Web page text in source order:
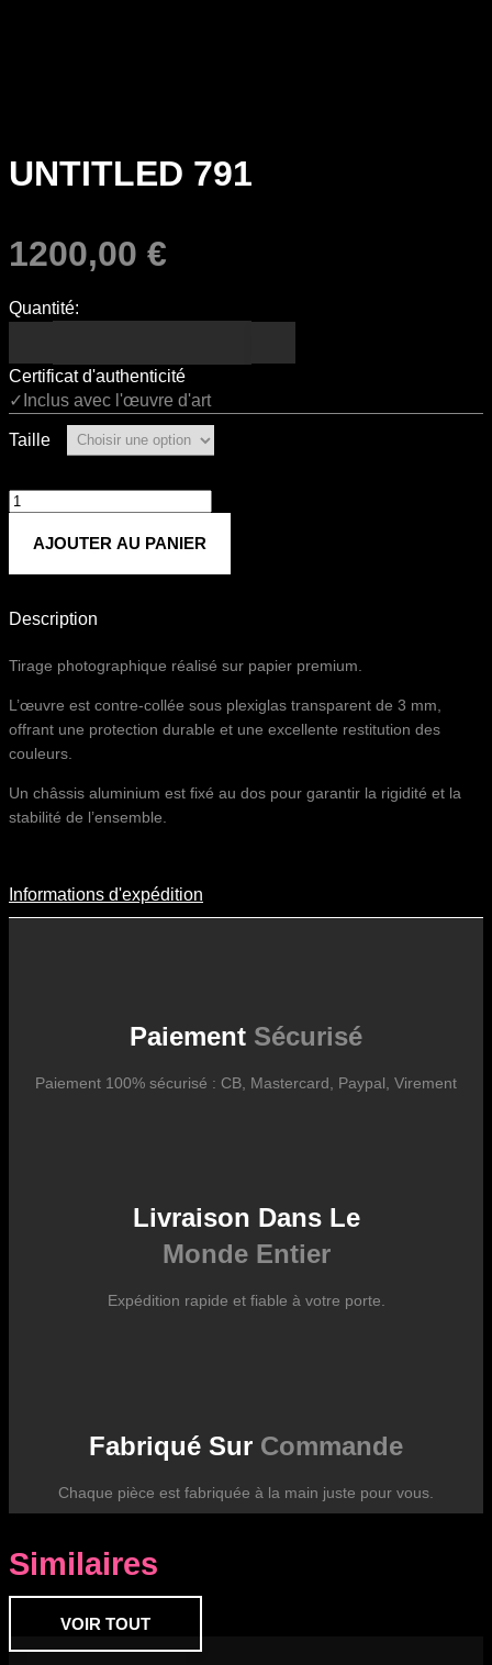
UNTITLED 791
1200,00 €
Quantité:
Certificat d'authenticité
✓Inclus avec l'œuvre d'art
Taille
quantité
Untitled
791
AJOUTER AU PANIER
Description
Tirage photographique réalisé sur papier premium.
L’œuvre est contre-collée sous plexiglas transparent de 3 mm,
offrant une protection durable et une excellente restitution des
couleurs.
Un châssis aluminium est fixé au dos pour garantir la rigidité et la
stabilité de l’ensemble.
Informations D'expédition
des fluctuations tarifaires des transporteurs internationaux.
Informations d'expédition
Paiement Sécurisé
Paiement 100% sécurisé : CB, Mastercard, Paypal, Virement
Livraison Dans Le
Monde Entier
Expédition rapide et fiable à votre porte.
Fabriqué Sur Commande
Chaque pièce est fabriquée à la main juste pour vous.
Similaires
VOIR TOUT